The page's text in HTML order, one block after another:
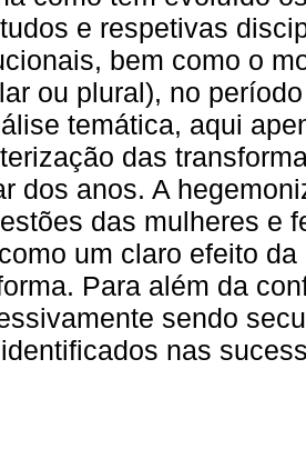
e respetivas
bem como o
ou plural), no
temática, aqui
das
dos anos. A
das mulheres e
um claro efeito
Para além da
sendo
nas